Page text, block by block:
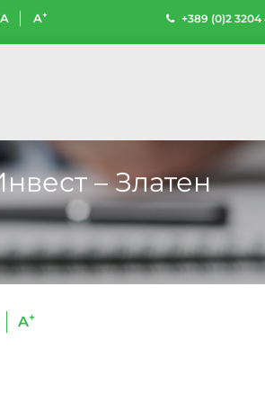
A A+ +389 (0)2 3204
– Златен
A+